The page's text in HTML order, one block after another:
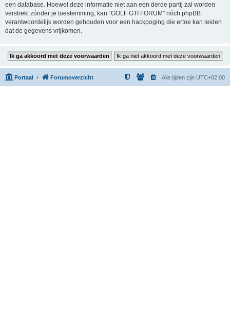
een database. Hoewel deze informatie niet aan een derde partij zal worden
verstrekt zónder je toestemming, kan “GOLF GTI FORUM” nóch phpBB
verantwoordelijk worden gehouden voor een hackpoging die ertoe kan leiden
dat de gegevens vrijkomen.
Portaal Forumoverzicht Alle tijden zijn UTC+02:00